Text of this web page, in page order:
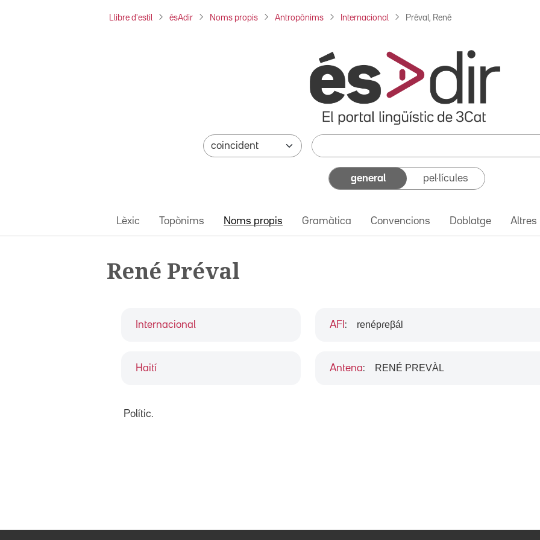
Llibre d'estil ésAdir Noms propis Antropònims Internacional Préval, René
general pel·lícules
Lèxic Topònims Noms propis Gramàtica Convencions Doblatge Altres
René Préval
Internacional
Haití
AFI : renépɾeβál
Antena: RENÉ PREVÀL
Polític.